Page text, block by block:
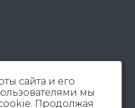
сайта и его
мы
Продолжая